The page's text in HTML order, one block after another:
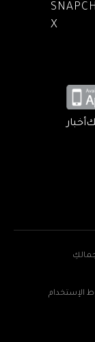
X
أخبار
الإستخدام